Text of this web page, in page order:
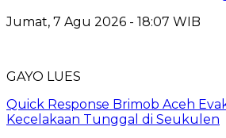
Jumat, 7 Agu 2026 - 18:07 WIB
GAYO LUES
Quick Response Brimob Aceh
Kecelakaan Tunggal di Seukulen